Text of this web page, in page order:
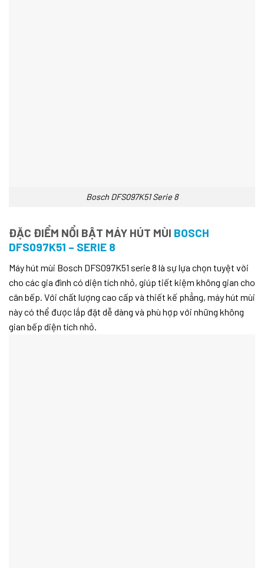
Bosch DFS097K51 Serie 8
ĐẶC ĐIỂM NỔI BẬT MÁY HÚT MÙI BOSCH
DFS097K51 – SERIE 8
Máy hút mùi Bosch DFS097K51 serie 8 là sự lựa chọn tuyệt vời
cho các gia đình có diện tích nhỏ, giúp tiết kiệm không gian cho
căn bếp. Với chất lượng cao cấp và thiết kế phẳng, máy hút mùi
này có thể được lắp đặt dễ dàng và phù hợp với những không
gian bếp diện tích nhỏ.